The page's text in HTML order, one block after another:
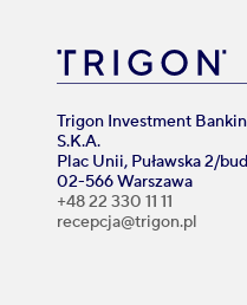
Trigon Investment
S.K.A.
Plac Unii, Puławska 2/
02-566 Warszawa
+48 22 330 11 11
recepcja@trigon.pl